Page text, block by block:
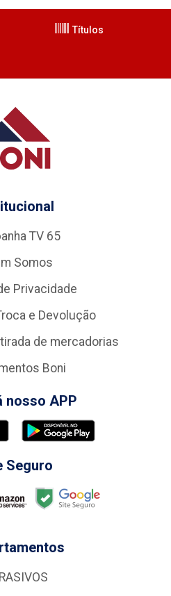
Títulos
TV 65
Somos
Privacidade
e Devolução
de mercadorias
Boni
nosso APP
Seguro